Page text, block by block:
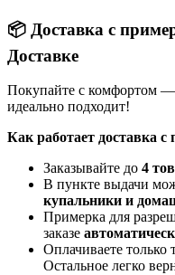
📦 Доставка с
Доставке
Покупайте с комфортом —
идеально подходит!
Как работает доставка с
Заказывайте до 4
В пункте выдачи
купальники и
Примерка для
заказе
Оплачиваете только
Остальное легко